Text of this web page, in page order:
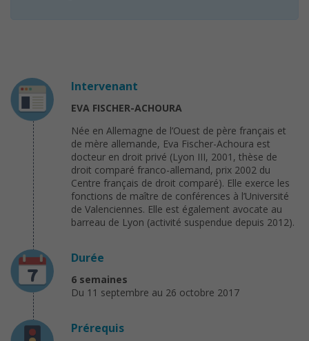
Intervenant
EVA FISCHER-ACHOURA
Née en Allemagne de l’Ouest de père français et
de mère allemande, Eva Fischer-Achoura est
docteur en droit privé (Lyon III, 2001, thèse de
droit comparé franco-allemand, prix 2002 du
Centre français de droit comparé). Elle exerce les
fonctions de maître de conférences à l’Université
de Valenciennes. Elle est également avocate au
barreau de Lyon (activité suspendue depuis 2012).
Durée
6 semaines
Du 11 septembre au 26 octobre 2017
Prérequis